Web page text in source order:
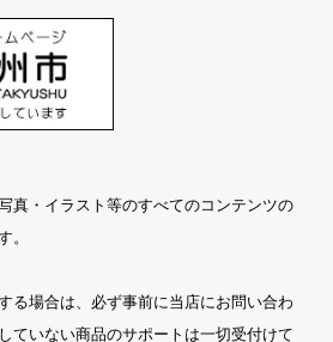
真・イラスト等のすべてのコンテンツの
。
る場合は、必ず事前に当店にお問い合わ
ていない商品のサポートは一切受付けて